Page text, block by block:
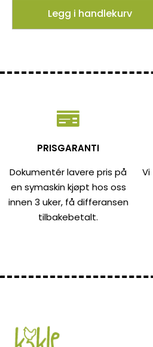
Legg i handlekurv
PRISGARANTI
Dokumentér lavere pris på
en symaskin kjøpt hos oss
innen 3 uker, få differansen
tilbakebetalt.
Vi